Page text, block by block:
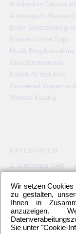
Autolexikon
Automagazin
Berlin
Blumen Garten Tipps
Musik Blog Abrissbirne
Grasplatzmemmen
Karibik All Inclusive
Ostseebad
Website Katalog
2. Bundesliga (148)
EM(21)
Relegationsspiel (4)
UEFA Europa League
Wir setzen Cookies
zu gestalten,
Ihnen in
anzuzeigen.
Sie unter "Cookie-